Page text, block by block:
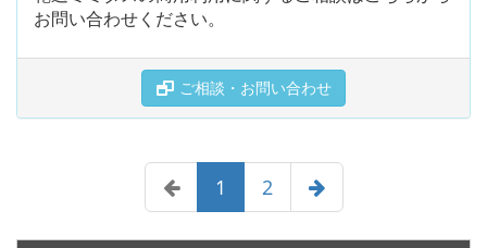
お問い合わせください。
ご相談・お問い合わせ
1 2